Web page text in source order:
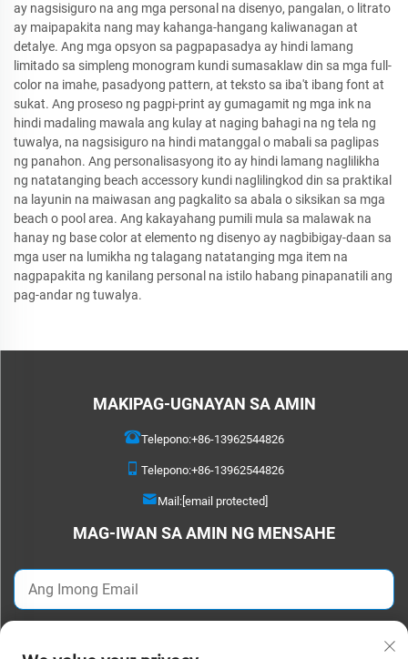
ay nagsisiguro na ang mga personal na disenyo, pangalan, o litrato
ay maipapakita nang may kahanga-hangang kaliwanagan at
detalye. Ang mga opsyon sa pagpapasadya ay hindi lamang
limitado sa simpleng monogram kundi sumasaklaw din sa mga full-
color na imahe, pasadyong pattern, at teksto sa iba't ibang font at
sukat. Ang proseso ng pagpi-print ay gumagamit ng mga ink na
hindi madaling mawala ang kulay at naging bahagi na ng tela ng
tuwalya, na nagsisiguro na hindi matanggal o mabali sa paglipas
ng panahon. Ang personalisasyong ito ay hindi lamang naglilikha
ng natatanging beach accessory kundi naglilingkod din sa praktikal
na layunin na maiwasan ang pagkalito sa abala o siksikan sa mga
beach o pool area. Ang kakayahang pumili mula sa malawak na
hanay ng base color at elemento ng disenyo ay nagbibigay-daan sa
mga user na lumikha ng talagang natatanging mga item na
nagpapakita ng kanilang personal na istilo habang pinapanatili ang
pag-andar ng tuwalya.
MAKIPAG-UGNAYAN SA AMIN
Telepono:+86-13962544826
Telepono:+86-13962544826
Mail:[email protected]
MAG-IWAN SA AMIN NG MENSAHE